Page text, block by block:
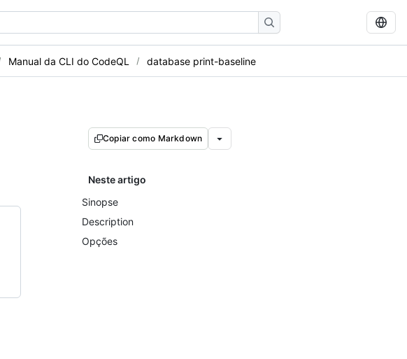
Manual da CLI do CodeQL database print-baseline
Copiar como Markdown
Neste artigo
Sinopse
Description
Opções